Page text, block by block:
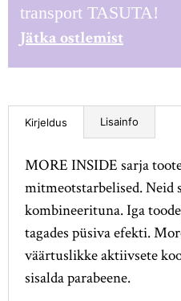
transport TASUTA!
Jätka ostlemist
Kirjeldus Lisainfo
MORE INSIDE sarja
mitmeotstarbelised. Neid
kombineerituna. Iga
tagades püsiva efekti.
väärtuslikke aktiivsete
sisalda parabeene.